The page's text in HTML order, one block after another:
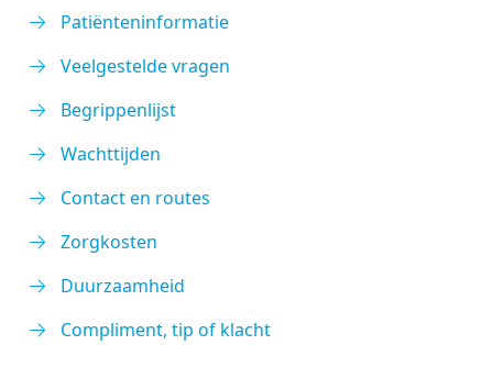
Patiënteninformatie
Veelgestelde vragen
Begrippenlijst
Wachttijden
Contact en routes
Zorgkosten
Duurzaamheid
Compliment, tip of klacht